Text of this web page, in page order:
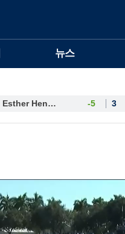
뉴스
Esther Henseleit -5 3